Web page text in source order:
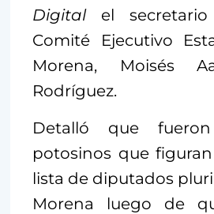
Digitalel secretario
Comité Ejecutivo
Morena, Moisés
Rodríguez.
Detalló que
potosinos que
lista de diputados
Morena luego de